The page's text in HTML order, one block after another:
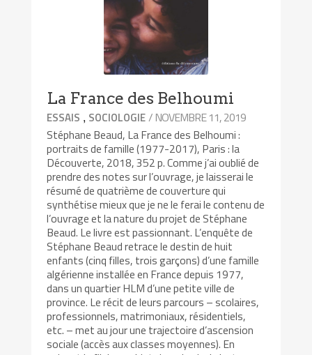
La France des Belhoumi
ESSAIS , SOCIOLOGIE/ NOVEMBRE 11, 2019
Stéphane Beaud, La France des Belhoumi :
portraits de famille (1977-2017), Paris : la
Découverte, 2018, 352 p. Comme j’ai oublié de
prendre des notes sur l’ouvrage, je laisserai le
résumé de quatrième de couverture qui
synthétise mieux que je ne le ferai le contenu de
l’ouvrage et la nature du projet de Stéphane
Beaud. Le livre est passionnant. L’enquête de
Stéphane Beaud retrace le destin de huit
enfants (cinq filles, trois garçons) d’une famille
algérienne installée en France depuis 1977,
dans un quartier HLM d’une petite ville de
province. Le récit de leurs parcours – scolaires,
professionnels, matrimoniaux, résidentiels,
etc. – met au jour une trajectoire d’ascension
sociale (accès aux classes moyennes). En